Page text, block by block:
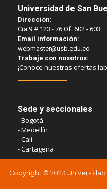
Universidad de San
Dirección:
Cra 9 # 123 - 76 Of. 602 - 603
Email información:
webmaster@usb.edu.co
Trabaje con nosotros:
¡Conoce nuestras ofertas
Sede y seccionales
- Bogotá
- Medellín
- Cali
- Cartagena
Copyright © 2023